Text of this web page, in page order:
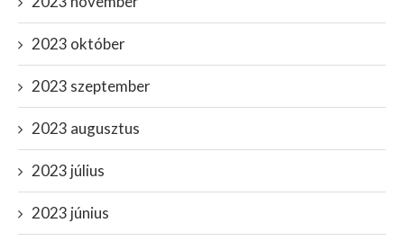
2023 október
2023 szeptember
2023 augusztus
2023 július
2023 június